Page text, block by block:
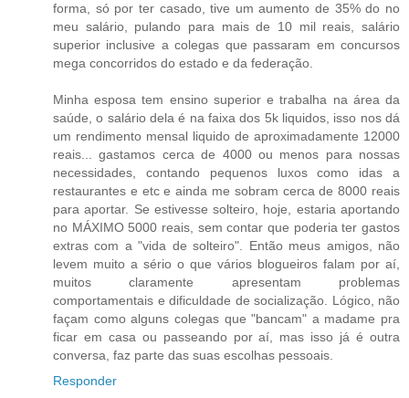
forma, só por ter casado, tive um aumento de 35% do no
meu salário, pulando para mais de 10 mil reais, salário
superior inclusive a colegas que passaram em concursos
mega concorridos do estado e da federação.
Minha esposa tem ensino superior e trabalha na área da
saúde, o salário dela é na faixa dos 5k liquidos, isso nos dá
um rendimento mensal liquido de aproximadamente 12000
reais... gastamos cerca de 4000 ou menos para nossas
necessidades, contando pequenos luxos como idas a
restaurantes e etc e ainda me sobram cerca de 8000 reais
para aportar. Se estivesse solteiro, hoje, estaria aportando
no MÁXIMO 5000 reais, sem contar que poderia ter gastos
extras com a "vida de solteiro". Então meus amigos, não
levem muito a sério o que vários blogueiros falam por aí,
muitos claramente apresentam problemas
comportamentais e dificuldade de socialização. Lógico, não
façam como alguns colegas que "bancam" a madame pra
ficar em casa ou passeando por aí, mas isso já é outra
conversa, faz parte das suas escolhas pessoais.
Responder